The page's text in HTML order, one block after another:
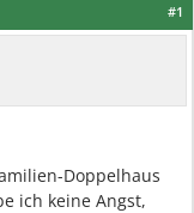
#1
Doppelhaus
ich keine Angst,